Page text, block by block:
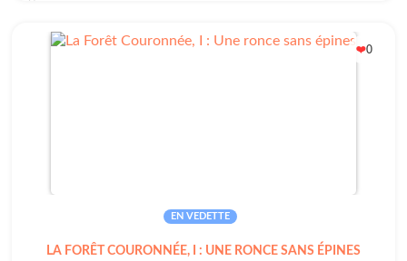
❤️0
EN VEDETTE
LA FORÊT COURONNÉE, I : UNE RONCE SANS ÉPINES